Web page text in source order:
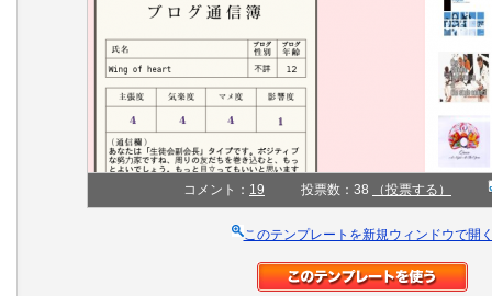
コメント： 19 投票数：38 （投票する）
このテンプレートを新規ウィンドウで開